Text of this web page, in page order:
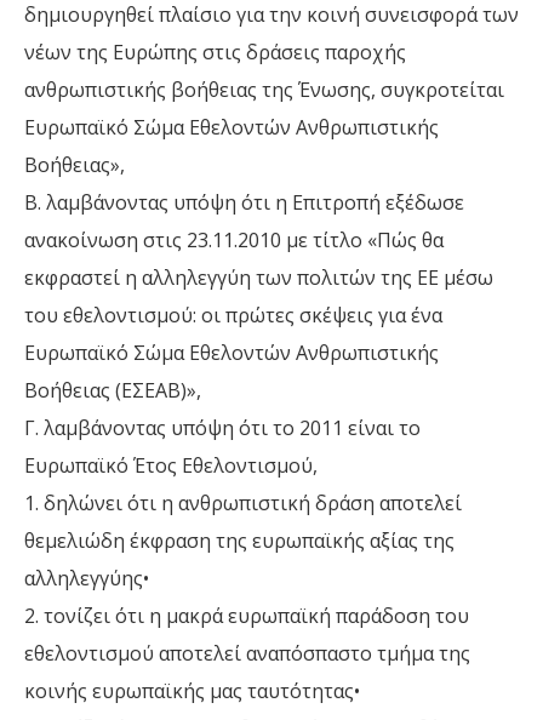
δημιουργηθεί πλαίσιο για την κοινή συνεισφορά των
νέων της Ευρώπης στις δράσεις παροχής
ανθρωπιστικής βοήθειας της Ένωσης, συγκροτείται
Ευρωπαϊκό Σώμα Εθελοντών Ανθρωπιστικής
Βοήθειας»,
Β. λαμβάνοντας υπόψη ότι η Επιτροπή εξέδωσε
ανακοίνωση στις 23.11.2010 με τίτλο «Πώς θα
εκφραστεί η αλληλεγγύη των πολιτών της ΕΕ μέσω
του εθελοντισμού: οι πρώτες σκέψεις για ένα
Ευρωπαϊκό Σώμα Εθελοντών Ανθρωπιστικής
Βοήθειας (ΕΣΕΑΒ)»,
Γ. λαμβάνοντας υπόψη ότι το 2011 είναι το
Ευρωπαϊκό Έτος Εθελοντισμού,
1. δηλώνει ότι η ανθρωπιστική δράση αποτελεί
θεμελιώδη έκφραση της ευρωπαϊκής αξίας της
αλληλεγγύης•
2. τονίζει ότι η μακρά ευρωπαϊκή παράδοση του
εθελοντισμού αποτελεί αναπόσπαστο τμήμα της
κοινής ευρωπαϊκής μας ταυτότητας•